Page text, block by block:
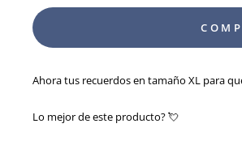
Ahora tus recuerdos en tamaño XL para
Lo mejor de este producto? 💘